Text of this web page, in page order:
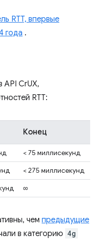
RTT, впервые
года .
API CrUX,
RTT:
Конец
< 75 миллисекунд
< 275 миллисекунд
∞
чем предыдущие
в категорию 4g